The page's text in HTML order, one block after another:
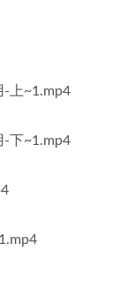
-上~1.mp4
-下~1.mp4